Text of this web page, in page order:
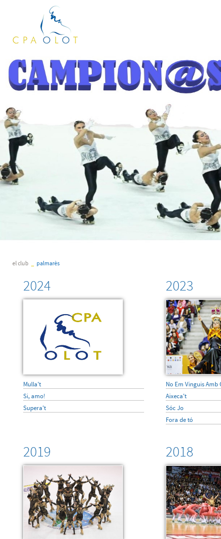
el club palmarès
2024
Mulla't
Si, amo!
Supera't
2023
No Em Vinguis Amb
Aixeca't
Sóc Jo
Fora de tó
2019 2018